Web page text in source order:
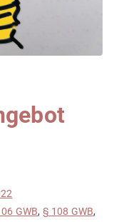
GWB, § 108 GWB,